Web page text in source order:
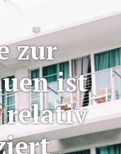
zur
ist
relativ